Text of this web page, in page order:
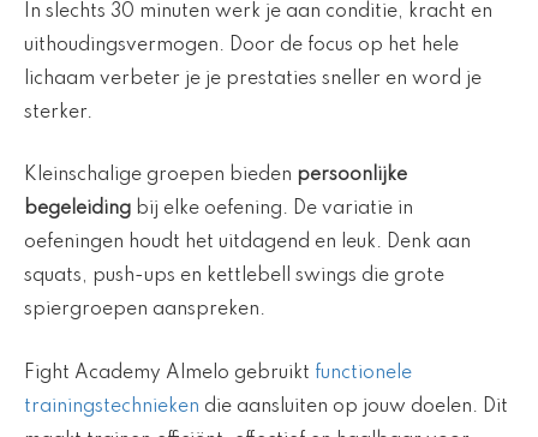
In slechts 30 minuten werk je aan conditie, kracht en
uithoudingsvermogen. Door de focus op het hele
lichaam verbeter je je prestaties sneller en word je
sterker.
Kleinschalige groepen bieden persoonlijke
begeleiding bij elke oefening. De variatie in
oefeningen houdt het uitdagend en leuk. Denk aan
squats, push-ups en kettlebell swings die grote
spiergroepen aanspreken.
Fight Academy Almelo gebruikt functionele
trainingstechnieken die aansluiten op jouw doelen. Dit